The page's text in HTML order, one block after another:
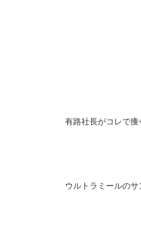
有路社長がコレで痩
ウルトラミールのサ